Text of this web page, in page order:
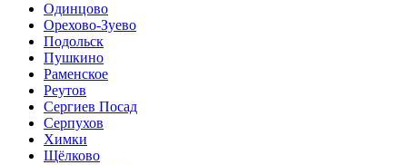
Одинцово
Орехово-Зуево
Подольск
Пушкино
Раменское
Реутов
Сергиев Посад
Серпухов
Химки
Щёлково